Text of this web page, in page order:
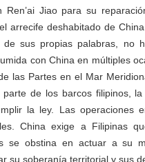
Ren’ai Jiao para su
arrecife deshabitado de
de sus propias palabras, no
con China en múltiples
las Partes en el Mar
de los barcos filipinos,
la ley. Las operaciones
China exige a Filipinas
se obstina en actuar a su
su soberanía territorial y sus